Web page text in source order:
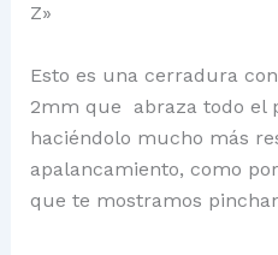
Z»
Esto es una cerradura
2mm que abraza todo el
haciéndolo mucho más
apalancamiento, como
que te mostramos